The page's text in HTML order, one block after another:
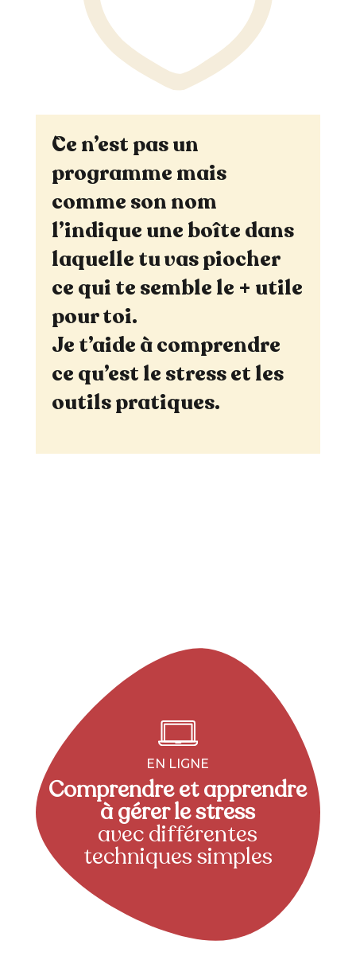
`Ce n’est pas un
programme mais
comme son nom
l’indique une boîte dans
laquelle tu vas piocher
ce qui te semble le + utile
pour toi.
Je t’aide à comprendre
ce qu’est le stress et les
outils pratiques.
EN LIGNE
Comprendre et apprendre
à gérer le stress
avec différentes
techniques simples